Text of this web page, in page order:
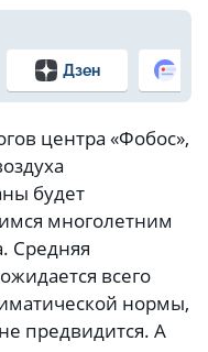
Дзен
центра «Фобос»,
будет
многолетним
Средняя
всего
нормы,
предвидится. А